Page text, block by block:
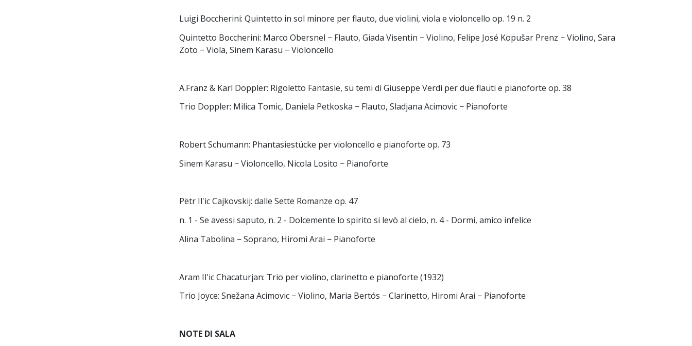
Luigi Boccherini: Quintetto in sol minore per flauto, due violini, viola e violoncello op. 19 n. 2
Quintetto Boccherini: Marco Obersnel − Flauto, Giada Visentin − Violino, Felipe José Kopušar Prenz − Violino, Sara
Zoto − Viola, Sinem Karasu − Violoncello
A.Franz & Karl Doppler: Rigoletto Fantasie, su temi di Giuseppe Verdi per due flauti e pianoforte op. 38
Trio Doppler: Milica Tomic, Daniela Petkoska − Flauto, Sladjana Acimovic − Pianoforte
Robert Schumann: Phantasiestücke per violoncello e pianoforte op. 73
Sinem Karasu − Violoncello, Nicola Losito − Pianoforte
Pëtr Il'ic Cajkovskij: dalle Sette Romanze op. 47
n. 1 - Se avessi saputo, n. 2 - Dolcemente lo spirito si levò al cielo, n. 4 - Dormi, amico infelice
Alina Tabolina − Soprano, Hiromi Arai − Pianoforte
Aram Il'ic Chacaturjan: Trio per violino, clarinetto e pianoforte (1932)
Trio Joyce: Snežana Acimovic − Violino, Maria Bertós − Clarinetto, Hiromi Arai − Pianoforte
NOTE DI SALA